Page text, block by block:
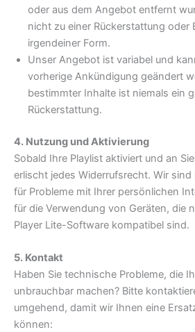
oder aus dem Angebot entfernt
nicht zu einer Rückerstattung oder
irgendeiner Form.
Unser Angebot ist variabel und
vorherige Ankündigung geändert
bestimmter Inhalte ist niemals ein
Rückerstattung.
4. Nutzung und Aktivierung
Sobald Ihre Playlist aktiviert und an
erlischt jedes Widerrufsrecht. Wir
für Probleme mit Ihrer persönlichen
für die Verwendung von Geräten, die
Player Lite-Software kompatibel sind.
5. Kontakt
Haben Sie technische Probleme, die
unbrauchbar machen? Bitte
umgehend, damit wir Ihnen eine
können: